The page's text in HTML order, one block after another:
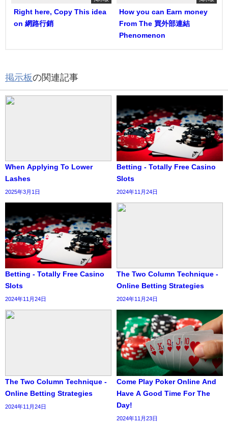
Right here, Copy This idea
on 網路行銷
How you can Earn money
From The 買外部連結
Phenomenon
掲示板の関連記事
When Applying To Lower
Lashes
2025年3月1日
Betting - Totally Free Casino
Slots
2024年11月24日
Betting - Totally Free Casino
Slots
2024年11月24日
The Two Column Technique -
Online Betting Strategies
2024年11月24日
The Two Column Technique -
Online Betting Strategies
2024年11月24日
Come Play Poker Online And
Have A Good Time For The
Day!
2024年11月23日